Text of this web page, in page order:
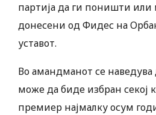
партија да ги поништи или
донесени од Фидес на
уставот.
Во амандманот се
може да биде избран секој
премиер најмалку осум